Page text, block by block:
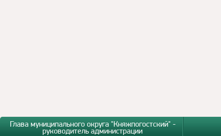
Глава муниципального округа "Княжпогостский" -
руководитель администрации